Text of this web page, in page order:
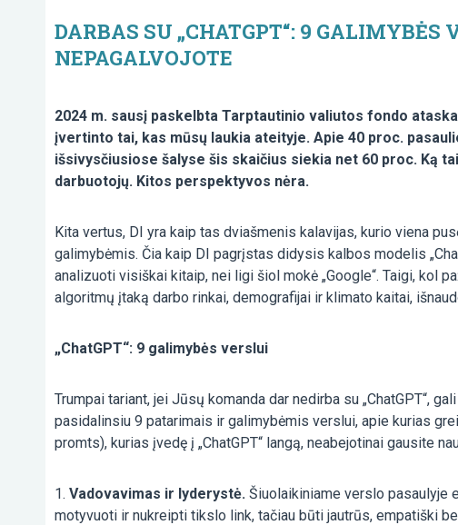
DARBAS SU „CHATGPT“: 9 GALIMYBĖS
NEPAGALVOJOTE
2024 m. sausį paskelbta Tarptautinio valiutos fondo
įvertinto tai, kas mūsų laukia ateityje. Apie 40 proc.
išsivysčiusiose šalyse šis skaičius siekia net 60 proc. Ką
darbuotojų. Kitos perspektyvos nėra.
Kita vertus, DI yra kaip tas dviašmenis kalavijas, kurio viena
galimybėmis. Čia kaip DI pagrįstas didysis kalbos modelis
analizuoti visiškai kitaip, nei ligi šiol mokė „Google“. Taigi, kol
algoritmų įtaką darbo rinkai, demografijai ir klimato kaitai,
„ChatGPT“: 9 galimybės verslui
Trumpai tariant, jei Jūsų komanda dar nedirba su „ChatGPT“,
pasidalinsiu 9 patarimais ir galimybėmis verslui, apie kurias
promts), kurias įvedę į „ChatGPT“ langą, neabejotinai gausite
1. Vadovavimas ir lyderystė. Šiuolaikiniame verslo pasaulyje
motyvuoti ir nukreipti tikslo link, tačiau būti jautrūs, empatiški